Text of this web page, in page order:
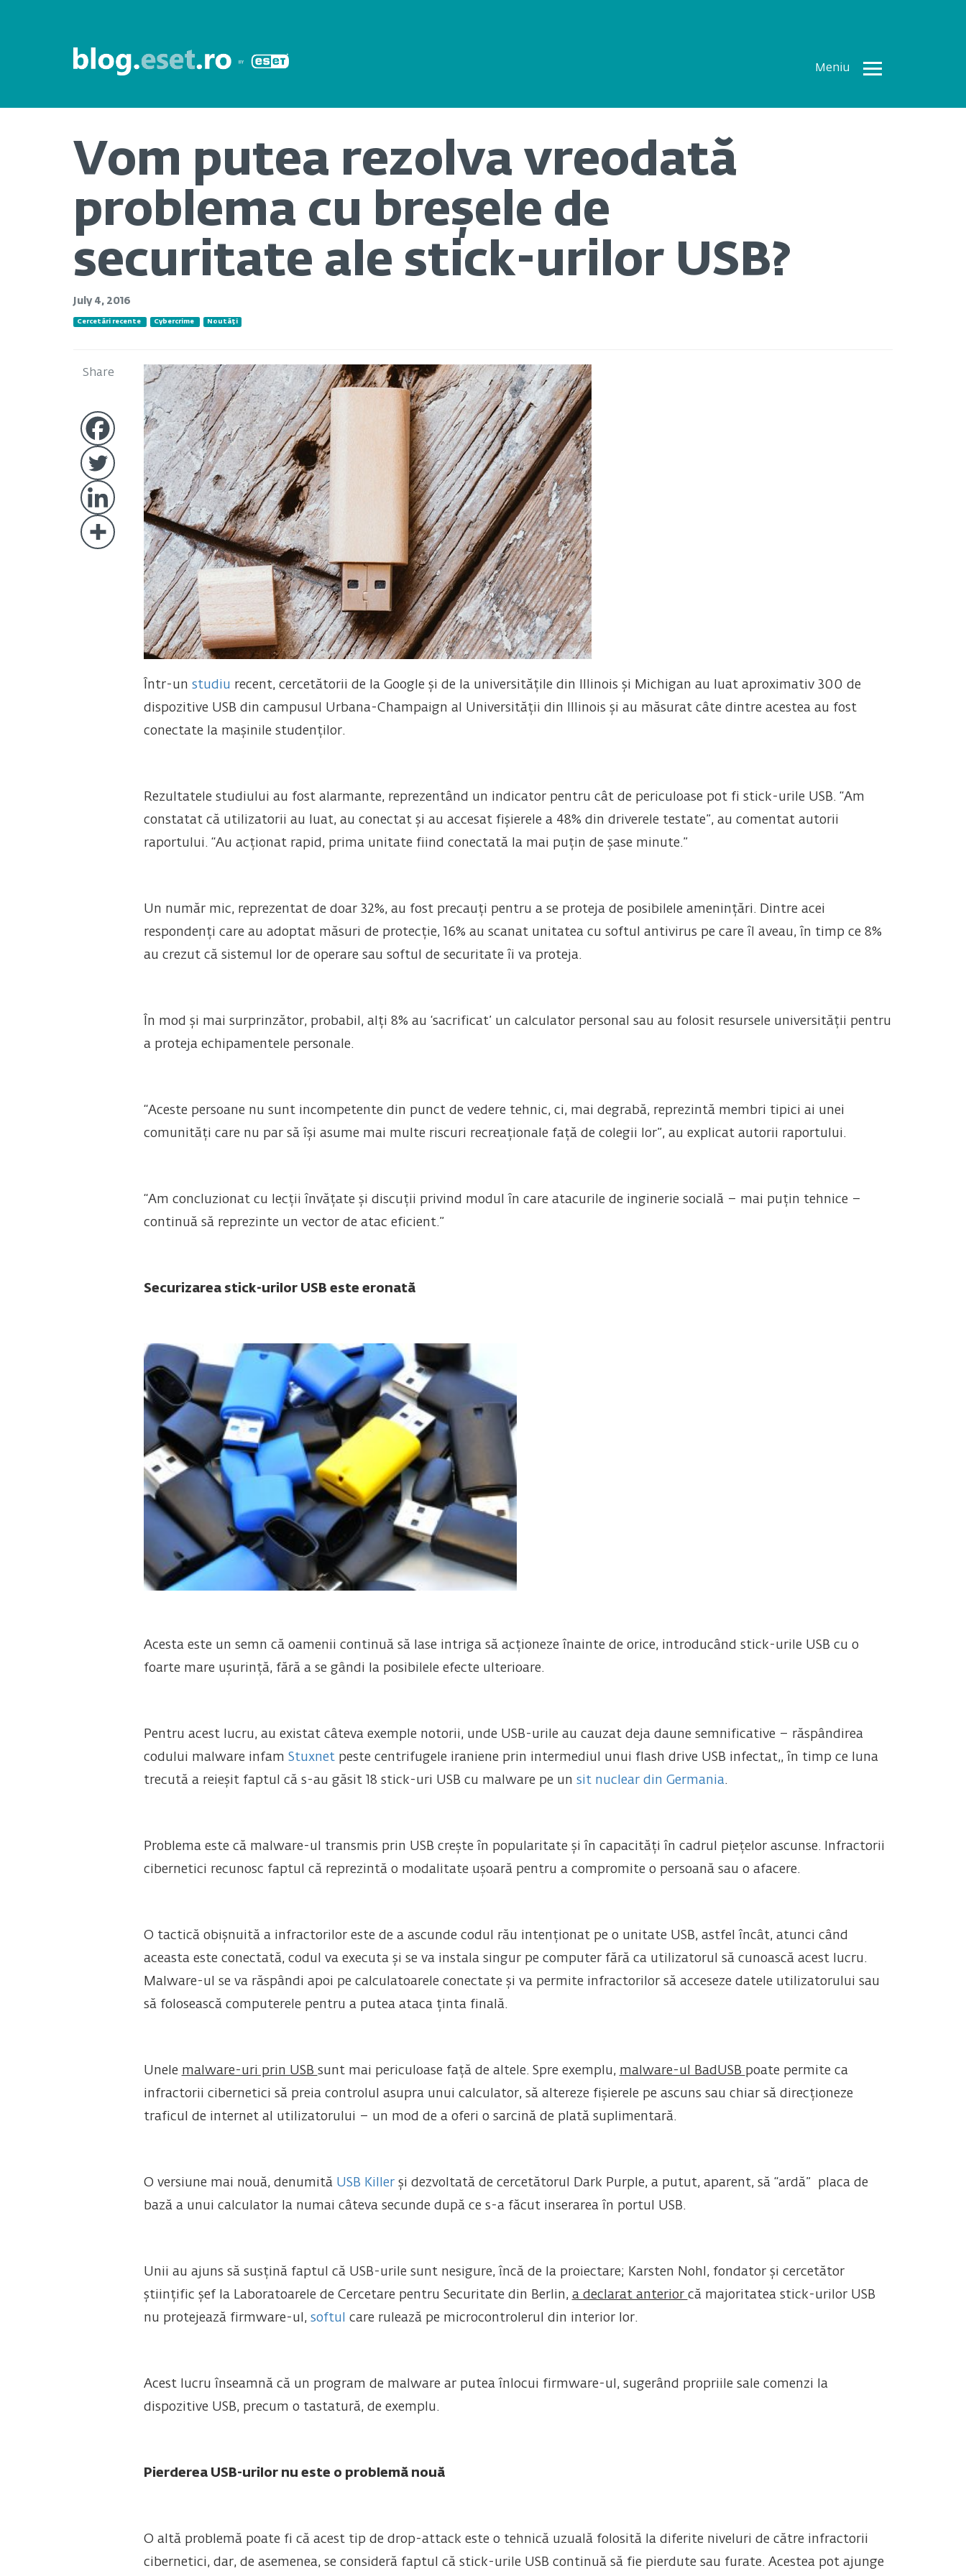
Meniu
Toate
Vom putea rezolva vreodată
problema cu breșele de
securitate ale stick-urilor USB?
July 4, 2016
Cercetări recente Cybercrime Noutăți
Share
Într-un studiu recent, cercetătorii de la Google și de la universitățile din Illinois și Michigan au luat aproximativ 300 de
dispozitive USB din campusul Urbana-Champaign al Universității din Illinois și au măsurat câte dintre acestea au fost
conectate la mașinile studenților.
Rezultatele studiului au fost alarmante, reprezentând un indicator pentru cât de periculoase pot fi stick-urile USB. “Am
constatat că utilizatorii au luat, au conectat și au accesat fișierele a 48% din driverele testate”, au comentat autorii
raportului. “Au acționat rapid, prima unitate fiind conectată la mai puțin de șase minute.”
Un număr mic, reprezentat de doar 32%, au fost precauți pentru a se proteja de posibilele amenințări. Dintre acei
respondenți care au adoptat măsuri de protecție, 16% au scanat unitatea cu softul antivirus pe care îl aveau, în timp ce 8%
au crezut că sistemul lor de operare sau softul de securitate îi va proteja.
În mod și mai surprinzător, probabil, alți 8% au ‘sacrificat’ un calculator personal sau au folosit resursele universității pentru
a proteja echipamentele personale.
“Aceste persoane nu sunt incompetente din punct de vedere tehnic, ci, mai degrabă, reprezintă membri tipici ai unei
comunități care nu par să își asume mai multe riscuri recreaționale față de colegii lor”, au explicat autorii raportului.
“Am concluzionat cu lecții învățate și discuții privind modul în care atacurile de inginerie socială – mai puțin tehnice –
continuă să reprezinte un vector de atac eficient.”
Securizarea stick-urilor USB este eronată
Acesta este un semn că oamenii continuă să lase intriga să acționeze înainte de orice, introducând stick-urile USB cu o
foarte mare ușurință, fără a se gândi la posibilele efecte ulterioare.
Pentru acest lucru, au existat câteva exemple notorii, unde USB-urile au cauzat deja daune semnificative – răspândirea
codului malware infam Stuxnetpeste centrifugele iraniene prin intermediul unui flash drive USB infectat,, în timp ce luna
trecută a reieșit faptul că s-au găsit 18 stick-uri USB cu malware pe un sit nuclear din Germania.
Problema este că malware-ul transmis prin USB crește în popularitate și în capacități în cadrul piețelor ascunse. Infractorii
cibernetici recunosc faptul că reprezintă o modalitate ușoară pentru a compromite o persoană sau o afacere.
O tactică obișnuită a infractorilor este de a ascunde codul rău intenționat pe o unitate USB, astfel încât, atunci când
aceasta este conectată, codul va executa și se va instala singur pe computer fără ca utilizatorul să cunoască acest lucru.
Malware-ul se va răspândi apoi pe calculatoarele conectate și va permite infractorilor să acceseze datele utilizatorului sau
să folosească computerele pentru a putea ataca ținta finală.
Unele malware-uri prin USB sunt mai periculoase față de altele. Spre exemplu, malware-ul BadUSB poate permite ca
infractorii cibernetici să preia controlul asupra unui calculator, să altereze fișierele pe ascuns sau chiar să direcționeze
traficul de internet al utilizatorului – un mod de a oferi o sarcină de plată suplimentară.
O versiune mai nouă, denumită USB Killerși dezvoltată de cercetătorul Dark Purple, a putut, aparent, să “ardă” placa de
bază a unui calculator la numai câteva secunde după ce s-a făcut inserarea în portul USB.
Unii au ajuns să susțină faptul că USB-urile sunt nesigure, încă de la proiectare; Karsten Nohl, fondator și cercetător
științific șef la Laboratoarele de Cercetare pentru Securitate din Berlin, a declarat anterior că majoritatea stick-urilor USB
nu protejează firmware-ul, softul care rulează pe microcontrolerul din interior lor.
Acest lucru înseamnă că un program de malware ar putea înlocui firmware-ul, sugerând propriile sale comenzi la
dispozitive USB, precum o tastatură, de exemplu.
Pierderea USB-urilor nu este o problemă nouă
O altă problemă poate fi că acest tip de drop-attack este o tehnică uzuală folosită la diferite niveluri de către infractorii
cibernetici, dar, de asemenea, se consideră faptul că stick-urile USB continuă să fie pierdute sau furate. Acestea pot ajunge